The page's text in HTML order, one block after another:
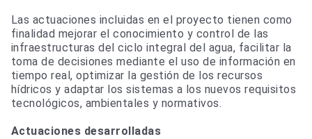
Las actuaciones incluidas en el proyecto tienen como
finalidad mejorar el conocimiento y control de las
infraestructuras del ciclo integral del agua, facilitar la
toma de decisiones mediante el uso de información en
tiempo real, optimizar la gestión de los recursos
hídricos y adaptar los sistemas a los nuevos requisitos
tecnológicos, ambientales y normativos.
Actuaciones desarrolladas